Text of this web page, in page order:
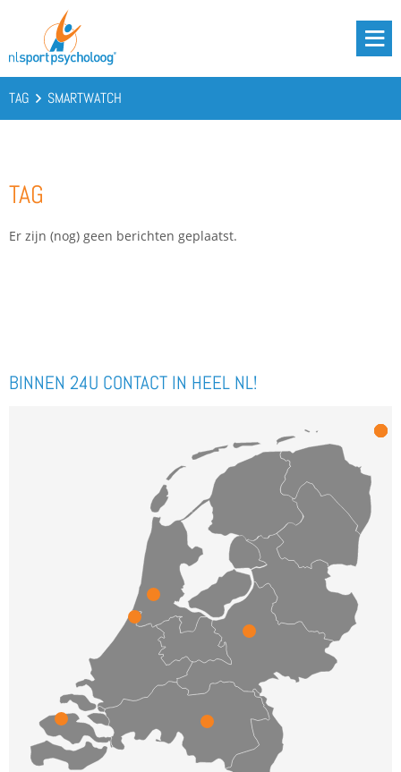
CONTACT
TAG SMARTWATCH
TAG
Er zijn (nog) geen berichten geplaatst.
BINNEN 24U CONTACT IN HEEL NL!